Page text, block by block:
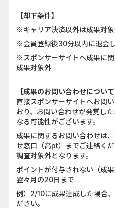
【却下条件】
※キャリア決済以外は成果対
※会員登録後30分以内に退会
※スポンサーサイトへ成果に関
成果対象外
【成果のお問い合わせについて
直接スポンサーサイトへお問
おり、お問い合わせが発覚し
なる可能性がございます。
成果に関するお問い合わせは
せ窓口（高pt）までご連絡く
調査対象外となります。
ポイントが付与されない（成
翌々月の20日まで
例）2/10に成果達成した場合
ださい。